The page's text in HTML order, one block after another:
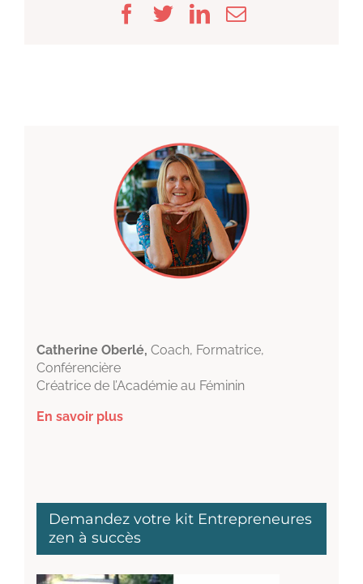
Facebook
TwitterLinkedIn
Email
Catherine Oberlé, Coach, Formatrice,
Conférencière
Créatrice de l’Académie au Féminin
En savoir plus
Demandez votre kit Entrepreneures
zen à succès